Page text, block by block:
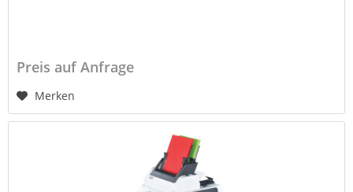
Preis auf Anfrage
Merken